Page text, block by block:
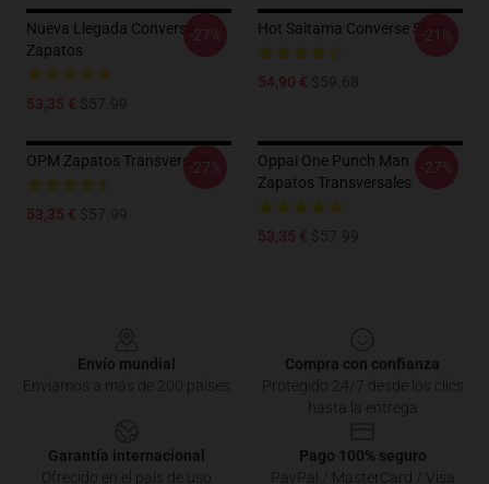
Nueva Llegada Conversa
Zapatos
53,35 €
-27% Hot Saitama Converse Shoes
54,90 €
-21%
OPM Zapatos Transversales
53,35 €
-27%
Oppai One Punch Man
Zapatos Transversales
53,35 €
-27%
Envío mundial
Enviamos a más de 200 países
Compra con confianza
Protegido 24/7 desde los clics
hasta la entrega
Garantía internacional
Ofrecido en el país de uso
Pago 100% seguro
PayPal / MasterCard / Visa